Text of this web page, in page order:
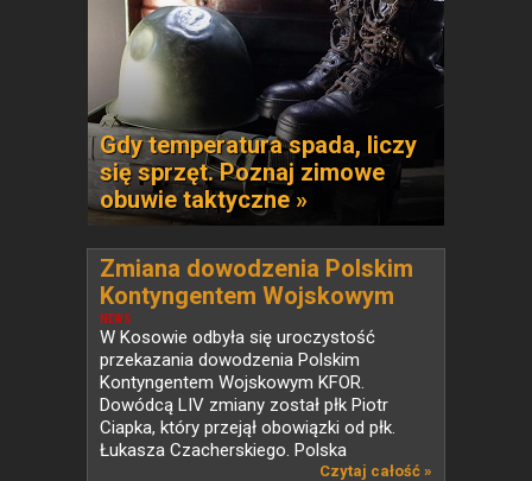
Gdy temperatura spada, liczy
się sprzęt. Poznaj zimowe
obuwie taktyczne »
NEWS
Zmiana dowodzenia Polskim
Kontyngentem Wojskowym
KFOR w Kosowie
W Kosowie odbyła się uroczystość
przekazania dowodzenia Polskim
Kontyngentem Wojskowym KFOR.
Dowódcą LIV zmiany został płk Piotr
Ciapka, który przejął obowiązki od płk.
Łukasza Czacherskiego. Polska
Czytaj całość »